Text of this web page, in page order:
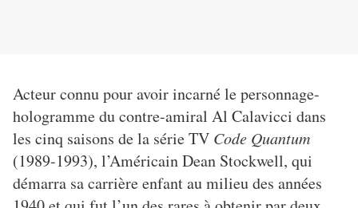
Acteur connu pour avoir incarné le personnage-
hologramme du contre-amiral Al Calavicci dans
les cinq saisons de la série TV Code Quantum
(1989-1993), l’Américain Dean Stockwell, qui
démarra sa carrière enfant au milieu des années